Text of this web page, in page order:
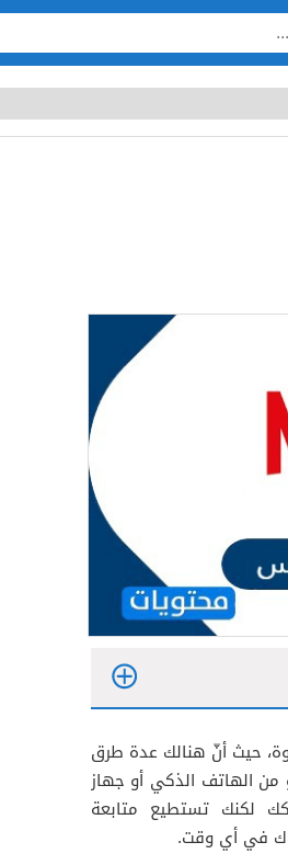
حيث أنّ هنالك عدة طرق
من الهاتف الذكي أو جهاز
لكنك تستطيع متابعة
في أي وقت.